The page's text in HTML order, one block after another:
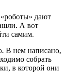
дают
А вот
самим.
В нем написано,
собрать
в которой они